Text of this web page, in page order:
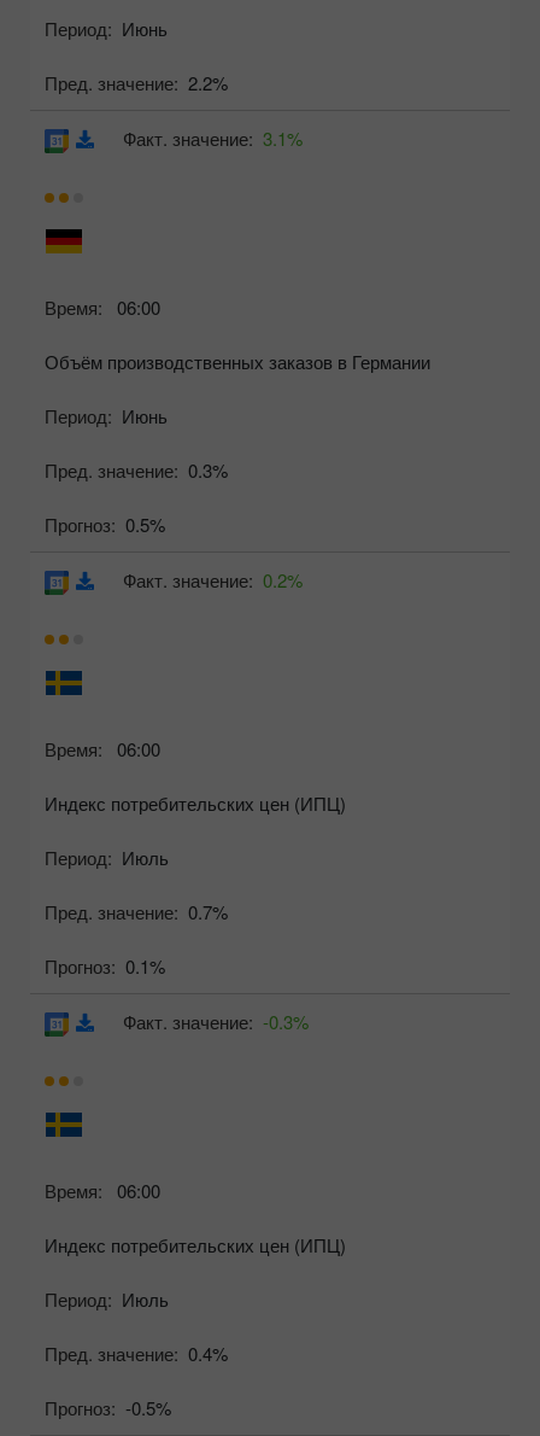
Период: Июнь
Пред. значение: 2.2%
Время: 06:00
Объём производственных заказов в Германии
Период: Июнь
Пред. значение: 0.3%
Прогноз: 0.5%
Факт. значение: 3.1%
Время: 06:00
Индекс потребительских цен (ИПЦ)
Период: Июль
Пред. значение: 0.7%
Прогноз: 0.1%
Факт. значение: 0.2%
Время: 06:00
Индекс потребительских цен (ИПЦ)
Период: Июль
Пред. значение: 0.4%
Прогноз: -0.5%
Факт. значение: -0.3%